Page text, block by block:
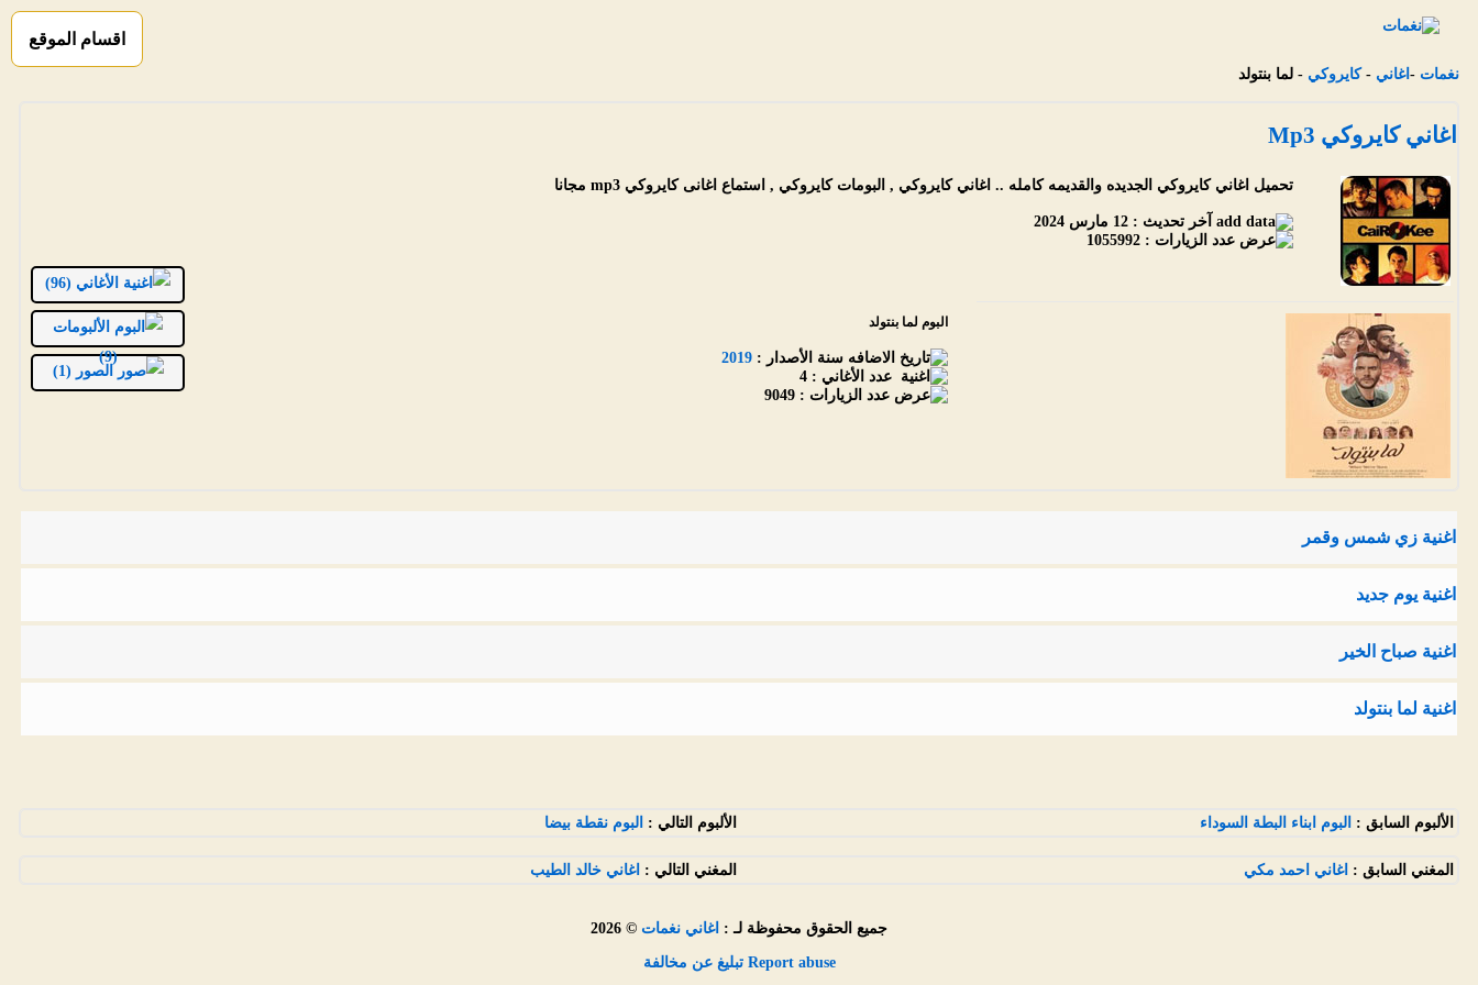
اقسام الموقع
نغمات - اغاني -كايروكي - لما بنتولد
اغاني كايروكي Mp3
تحميل اغاني كايروكي الجديده والقديمه كامله .. اغاني كايروكي , البومات كايروكي , استماع اغانى كايروكي mp3 مجانا
آخر تحديث : 12 مارس 2024
عدد الزيارات : 1055992
البوم لما بنتولد
سنة الأصدار : 2019
عدد الأغاني : 4
عدد الزيارات : 9049
الأغاني (96)
الألبومات
(9)
الصور (1)
اغنية زي شمس وقمر
اغنية يوم جديد
اغنية صباح الخير
اغنية لما بنتولد
الألبوم السابق : البوم ابناء البطة السوداء الألبوم التالي : البوم نقطة بيضا
المغني السابق : اغاني احمد مكي المغني التالي : اغاني خالد الطيب
جميع الحقوق محفوظة لـ : اغاني نغمات © 2026
Report abuse تبليغ عن مخالفة